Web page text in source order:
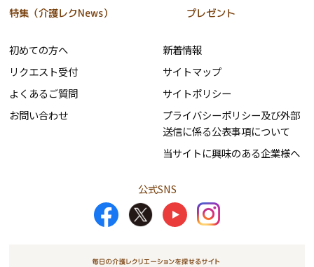
特集（介護レクNews）
プレゼント
初めての方へ
リクエスト受付
よくあるご質問
お問い合わせ
新着情報
サイトマップ
サイトポリシー
プライバシーポリシー及び外部
送信に係る公表事項について
当サイトに興味のある企業様へ
公式SNS